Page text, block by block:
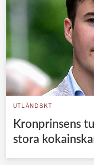
UTLÄNDSKT
Kronprinsens
stora